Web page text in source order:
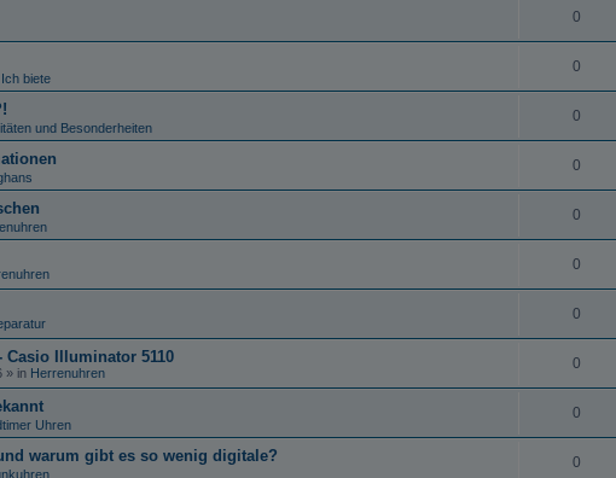
0
Ich biete
0
und Besonderheiten
0
0
0
0
0
Casio Illuminator 5110
» in Herrenuhren
0
Uhren
0
warum gibt es so wenig digitale? 0